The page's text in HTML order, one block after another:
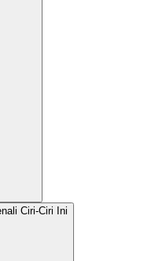
Ciri-Ciri Ini